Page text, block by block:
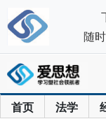
首页 法学
随